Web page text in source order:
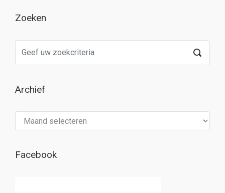
Zoeken
Archief
Facebook